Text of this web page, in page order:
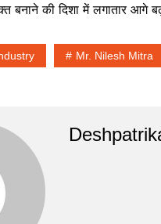
की दिशा में लगातार आगे
Mr. Nilesh Mitra